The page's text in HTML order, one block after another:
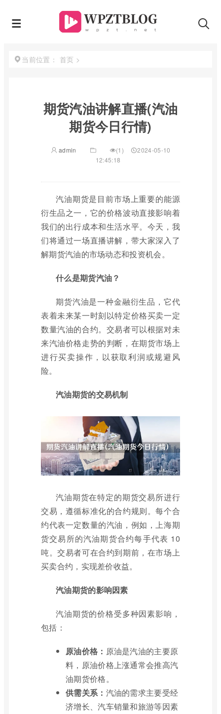
当前位置： 首页 >
期货汽油讲解直播(汽油
期货今日行情)
admin (1)
2024-05-10
12:45:18
汽油期货是目前市场上重要的能源
衍生品之一，它的价格波动直接影响着
我们的出行成本和生活水平。今天，我
们将通过一场直播讲解，带大家深入了
解期货汽油的市场动态和投资机会。
什么是期货汽油？
期货汽油是一种金融衍生品，它代
表着未来某一时刻以特定价格买卖一定
数量汽油的合约。交易者可以根据对未
来汽油价格走势的判断，在期货市场上
进行买卖操作，以获取利润或规避风
险。
汽油期货的交易机制
汽油期货在特定的期货交易所进行
交易，遵循标准化的合约规则。每个合
约代表一定数量的汽油，例如，上海期
货交易所的汽油期货合约每手代表 10
吨。交易者可在合约到期前，在市场上
买卖合约，实现差价收益。
汽油期货的影响因素
汽油期货的价格受多种因素影响，
包括：
原油价格： 原油是汽油的主要原
料，原油价格上涨通常会推高汽
油期货价格。
供需关系： 汽油的需求主要受经
济增长、汽车销量和旅游等因素